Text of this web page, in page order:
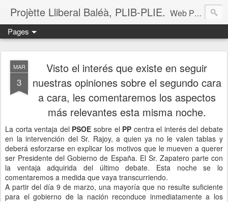
Projètte Lliberal Baléà, PLIB-PLIE. Web Projètte Lliberal Baléà (PLIB-PLIE)
Pages
MAR
3
Visto el interés que existe en seguir
nuestras opiniones sobre el segundo cara
a cara, les comentaremos los aspectos
más relevantes esta misma noche.
La corta ventaja del PSOE sobre el PP centra el interés del debate
en la intervención del Sr. Rajoy, a quien ya no le valen tablas y
deberá esforzarse en explicar los motivos que le mueven a querer
ser Presidente del Gobierno de España. El Sr. Zapatero parte con
la ventaja adquirida del último debate. Esta noche se lo
comentaremos a medida que vaya transcurriendo.
A partir del día 9 de marzo, una mayoría que no resulte suficiente
para el gobierno de la nación reconduce inmediatamente a los